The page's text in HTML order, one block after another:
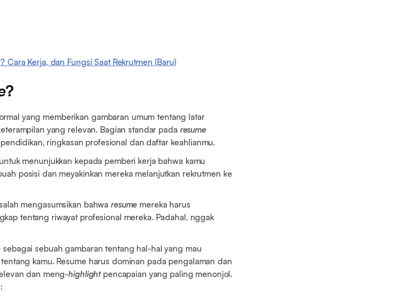
Cara Kerja, dan Fungsi Saat Rekrutmen (Baru)
?
yang memberikan gambaran umum tentang latar
yang relevan. Bagian standar pada resume
ringkasan profesional dan daftar keahlianmu.
menunjukkan kepada pemberi kerja bahwa kamu
posisi dan meyakinkan mereka melanjutkan rekrutmen ke
mengasumsikan bahwaresume mereka harus
tentang riwayat profesional mereka. Padahal, nggak
sebagai sebuah gambaran tentang hal-hal yang mau
kamu. Resume harus dominan pada pengalaman dan
dan meng-highlightpencapaian yang paling menonjol.